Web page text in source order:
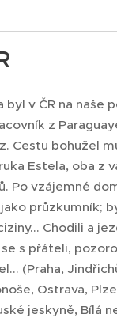
byl v ČR na naše
z
Cestu bohužel
Estela, oba z
Po vzájemné
průzkumník;
Chodili a
s přáteli,
(Praha,
Ostrava,
jeskyně, Bílá